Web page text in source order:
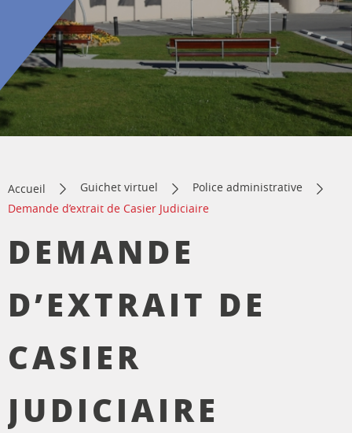
Accueil Guichet virtuel
Police administrative
Demande d’extrait de Casier Judiciaire
DEMANDE
D’EXTRAIT DE
CASIER
JUDICIAIRE